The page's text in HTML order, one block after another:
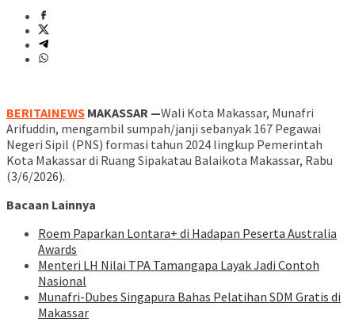
BERITAINEWS MAKASSAR —Wali Kota Makassar, Munafri
Arifuddin, mengambil sumpah/janji sebanyak 167 Pegawai
Negeri Sipil (PNS) formasi tahun 2024 lingkup Pemerintah
Kota Makassar di Ruang Sipakatau Balaikota Makassar, Rabu
(3/6/2026).
Bacaan Lainnya
Roem Paparkan Lontara+ di Hadapan Peserta Australia
Awards
Menteri LH Nilai TPA Tamangapa Layak Jadi Contoh
Nasional
Munafri-Dubes Singapura Bahas Pelatihan SDM Gratis di
Makassar